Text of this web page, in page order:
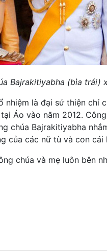
Bajrakitiyabha (bìa trái)
là đại sứ thiện chí
Áo vào năm 2012.
chúa Bajrakitiyabha
của các nữ tù và con
chúa và mẹ luôn bên